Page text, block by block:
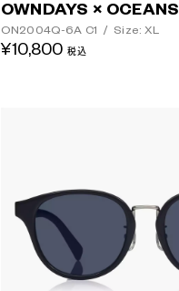
OWNDAYS × OCEANS
ON2004Q-6A C1 / Size: XL
¥10,800 税込